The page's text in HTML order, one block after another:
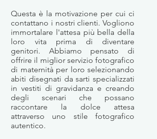
Questa è la motivazione per cui ci
contattano i nostri clienti. Vogliono
immortalare l'attesa più bella della
loro vita prima di diventare
genitori. Abbiamo pensato di
offrire il miglior servizio fotografico
di maternità per loro selezionando
abiti disegnati da sarti specializzati
in vestiti di gravidanza e creando
degli scenari che possano
raccontare la dolce attesa
attraverso uno stile fotografico
autentico.